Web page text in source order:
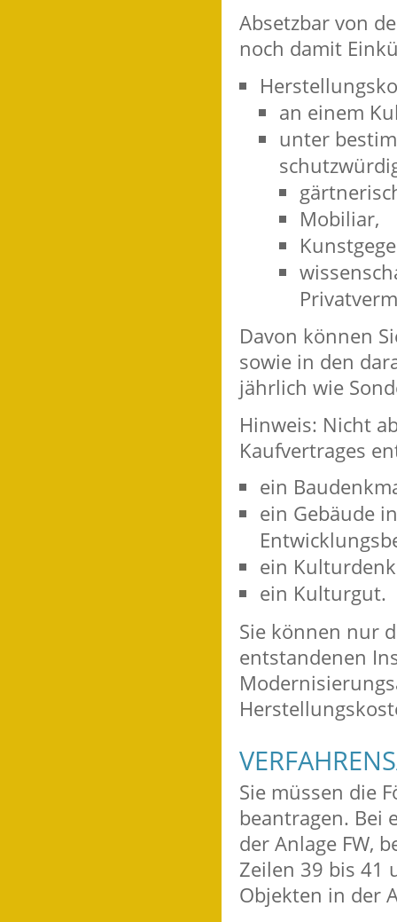
Absetzbar von
noch damit
an einem
unter
Mobiliar,
Davon können
sowie in den
jährlich wie
Hinweis: Nicht
Kaufvertrages
ein
ein Gebäude
ein
ein Kulturgut.
Sie können nur
entstandenen
Sie müssen die
beantragen. Bei
der Anlage FW,
Zeilen 39 bis 41
Objekten in der